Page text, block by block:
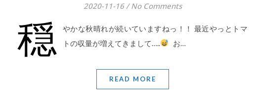
2020-11-16 / No Comments
穏
やかな秋晴れが続いていますねっ！！ 最近やっとトマ
トの収量が増えてきまして…..
お…
READ MORE